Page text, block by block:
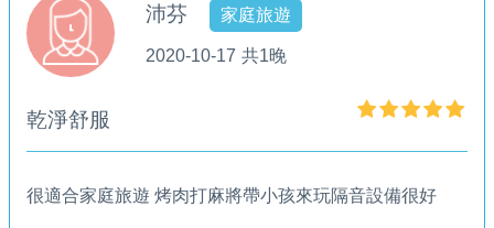
沛芬 家庭旅遊
2020-10-17 共1晚
乾淨舒服
很適合家庭旅遊 烤肉打麻將帶小孩來玩隔音設備很好